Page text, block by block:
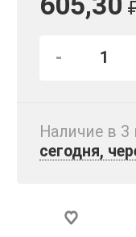
-
Наличие в 3
сегодня,